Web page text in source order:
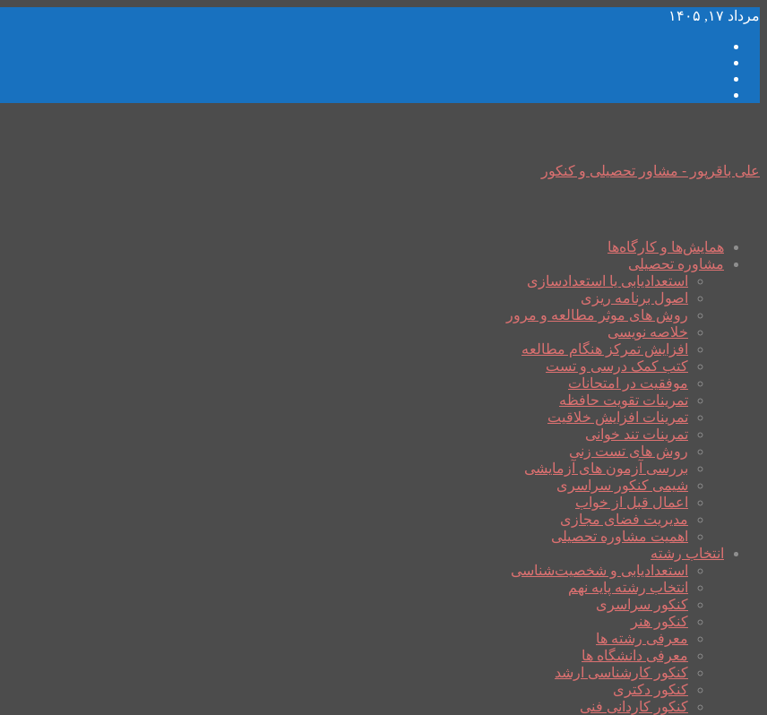
مرداد ۱۷, ۱۴۰۵
علی باقرپور - مشاور تحصیلی و کنکور
همایش‌ها و کارگاه‌ها
مشاوره تحصیلی
استعدادیابی یا استعدادسازی
اصول برنامه ریزی
روش های موثر مطالعه و مرور
خلاصه نویسی
افزایش تمرکز هنگام مطالعه
کتب کمک درسی و تست
موفقیت در امتحانات
تمرینات تقویت حافظه
تمرینات افزایش خلاقیت
تمرینات تند خوانی
روش های تست زنی
بررسی آزمون های آزمایشی
شیمی کنکور سراسری
اعمال قبل از خواب
مدیریت فضای مجازی
اهمیت مشاوره تحصیلی
انتخاب رشته
استعدادیابی و شخصیت‌شناسی
انتخاب رشته پایه نهم
کنکور سراسری
کنکور هنر
معرفی رشته ها
معرفی دانشگاه ها
کنکور کارشناسی ارشد
کنکور دکتری
کنکور کاردانی فنی